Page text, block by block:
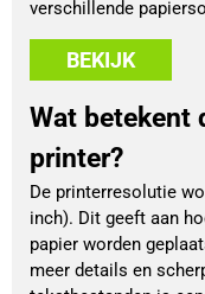
verschillende
BEKIJK
Wat betekent
printer?
De printerresolutie
inch). Dit geeft aan
papier worden
meer details en